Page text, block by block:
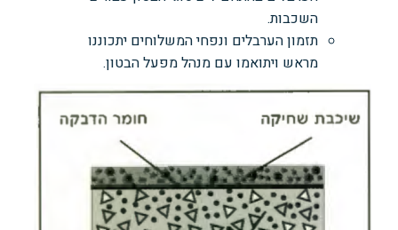
השכבות.
תזמון הערבלים ונפחי המשלוחים יתכוננו
מראש ויתואמו עם מנהל מפעל הבטון.